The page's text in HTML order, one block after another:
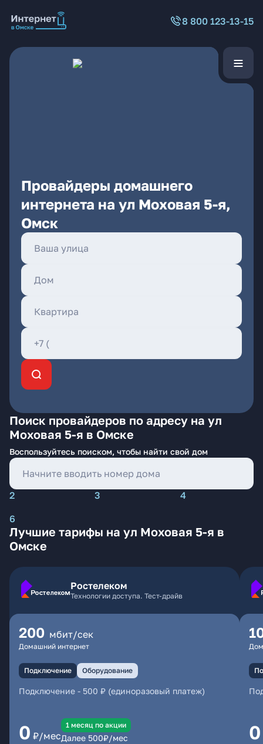
8 800 123-13-15
Провайдеры домашнего
интернета на ул Моховая 5-я,
Омск
Поиск провайдеров по адресу на ул
Моховая 5-я в Омске
Воспользуйтесь поиском, чтобы найти свой дом
2 3
4
6
Лучшие тарифы на ул Моховая 5-я в
Омске
Ростелеком
Технологии доступа. Тест-драйв
200 мбит/сек
Домашний интернет
Подключение Оборудование
Подключение - 500 ₽ (единоразовый платеж)
0 ₽/мес
1 месяц по акции
Далее 500₽/мес 0